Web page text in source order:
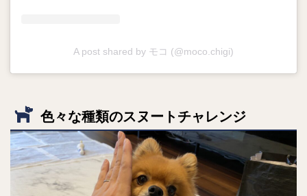
A post shared by モコ (@moco.chigi)
色々な種類のスヌートチャレンジ